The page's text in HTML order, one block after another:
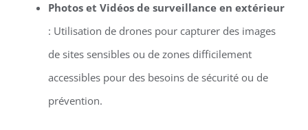
Photos et Vidéos de surveillance en extérieur
: Utilisation de drones pour capturer des images
de sites sensibles ou de zones difficilement
accessibles pour des besoins de sécurité ou de
prévention.